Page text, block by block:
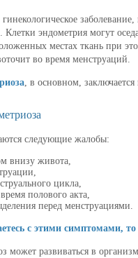
эндометрия могут
местах ткань при
во время менструаций.
, в основном,
следующие жалобы:
внизу живота,
цикла,
полового акта,
перед менструациями.
с этими симптомами,
может развиваться в